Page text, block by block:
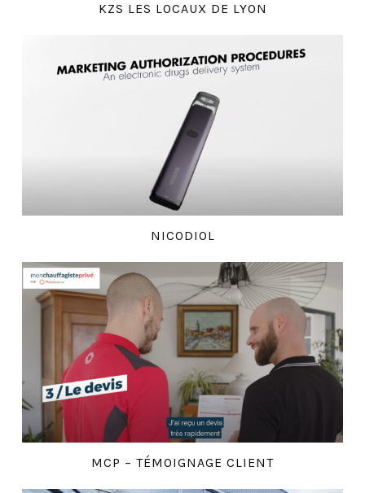
KZS LES LOCAUX DE LYON
NICODIOL
MCP – TÉMOIGNAGE CLIENT